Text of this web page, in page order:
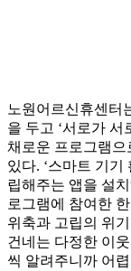
노원어르신휴센터
을 두고 ‘서로가
채로운 프로그램
있다. ‘스마트 기기
립해주는 앱을 설
로그램에 참여한
위축과 고립의 위
건네는 다정한 이
씩 알려주니까 어